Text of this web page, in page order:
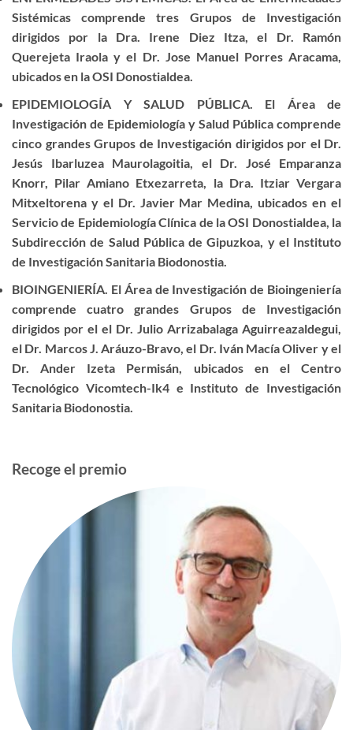
Sistémicas comprende tres Grupos de Investigación
dirigidos por la Dra. Irene Diez Itza, el Dr. Ramón
Querejeta Iraola y el Dr. Jose Manuel Porres Aracama,
ubicados en la OSI Donostialdea.
EPIDEMIOLOGÍA Y SALUD PÚBLICA. El Área de
Investigación de Epidemiología y Salud Pública comprende
cinco grandes Grupos de Investigación dirigidos por el Dr.
Jesús Ibarluzea Maurolagoitia, el Dr. José Emparanza
Knorr, Pilar Amiano Etxezarreta, la Dra. Itziar Vergara
Mitxeltorena y el Dr. Javier Mar Medina, ubicados en el
Servicio de Epidemiología Clínica de la OSI Donostialdea, la
Subdirección de Salud Pública de Gipuzkoa, y el Instituto
de Investigación Sanitaria Biodonostia.
BIOINGENIERÍA. El Área de Investigación de Bioingeniería
comprende cuatro grandes Grupos de Investigación
dirigidos por el el Dr. Julio Arrizabalaga Aguirreazaldegui,
el Dr. Marcos J. Aráuzo-Bravo, el Dr. Iván Macía Oliver y el
Dr. Ander Izeta Permisán, ubicados en el Centro
Tecnológico Vicomtech-Ik4 e Instituto de Investigación
Sanitaria Biodonostia.
Recoge el premio